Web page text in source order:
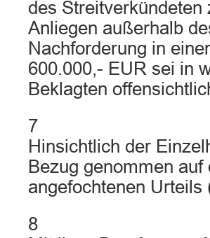
des
Anliegen außerhalb
Nachforderung in
600.000,- EUR sei in
Beklagten
7
Hinsichtlich der
Bezug genommen
angefochtenen Urteils
8